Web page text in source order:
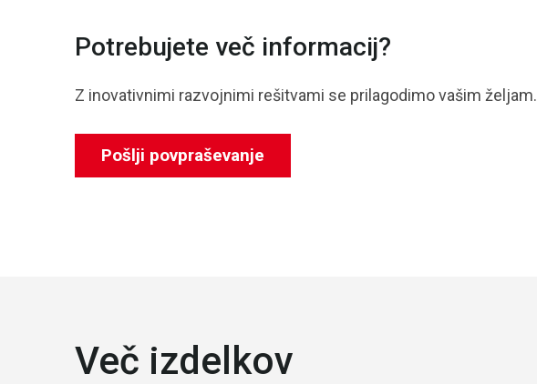
Potrebujete več informacij?
Z inovativnimi razvojnimi rešitvami se prilagodimo vašim željam.
Pošlji povpraševanje
Več izdelkov